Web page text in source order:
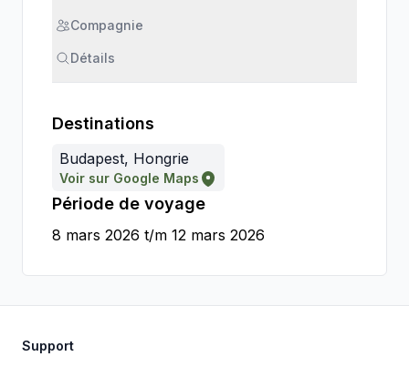
Compagnie
Détails
Destinations
Budapest, Hongrie
Voir sur Google Maps
Période de voyage
8 mars 2026 t/m 12 mars 2026
Support